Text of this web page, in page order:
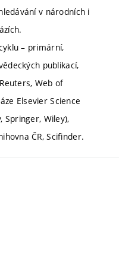
v národních i
– primární,
publikací,
Web of
Elsevier Science
Springer, Wiley),
ČR, Scifinder.